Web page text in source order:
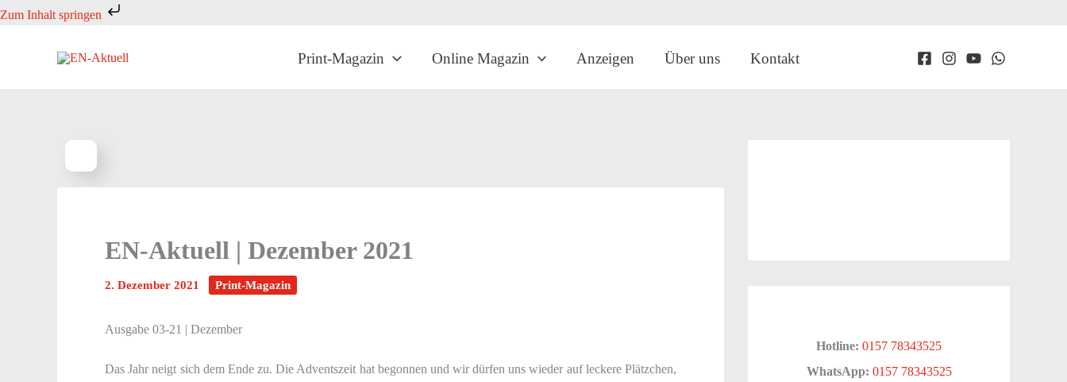
Zum Inhalt springen
Zum
Print-Magazin Online Magazin Anzeigen Über uns Kontakt
EN-Aktuell | Dezember 2021
2. Dezember 2021 Print-Magazin
Ausgabe 03-21 | Dezember
Das Jahr neigt sich dem Ende zu. Die Adventszeit hat begonnen und wir dürfen uns wieder auf leckere Plätzchen,
Hotline: 0157 78343525
WhatsApp: 0157 78343525